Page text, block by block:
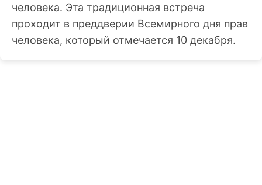
человека. Эта традиционная встреча
проходит в преддверии Всемирного дня прав
человека, который отмечается 10 декабря.